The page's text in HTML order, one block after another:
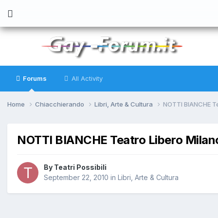
Forums All Activity
Home Chiacchierando Libri, Arte & Cultura NOTTI BIANCHE
NOTTI BIANCHE Teatro Libero
By Teatri Possibili
September 22, 2010 in Libri, Arte & Cultura